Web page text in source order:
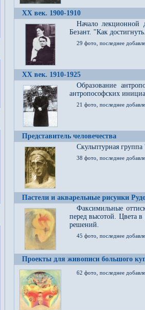
XX век. 1900-1910
Начало лекционной
Безант. "Как
29 фото, последнее
XX век. 1910-1925
Образование
антропософских
21 фото, последнее
Представитель человечества
Скульптурная
38 фото, последнее
Пастели и акварельные рисунки
Факсимильные
перед высотой. Цвета
решений.
45 фото, последнее
Проекты для живописи большого
62 фото, последнее